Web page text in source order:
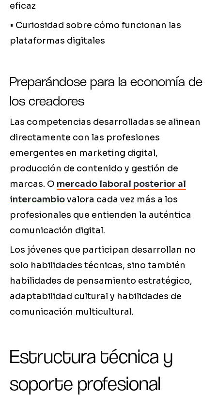
eficaz
• Curiosidad sobre cómo funcionan las
plataformas digitales
Preparándose para la economía de
los creadores
Las competencias desarrolladas se alinean
directamente con las profesiones
emergentes en marketing digital,
producción de contenido y gestión de
marcas. O mercado laboral posterior al
intercambiovalora cada vez más a los
profesionales que entienden la auténtica
comunicación digital.
Los jóvenes que participan desarrollan no
solo habilidades técnicas, sino también
habilidades de pensamiento estratégico,
adaptabilidad cultural y habilidades de
comunicación multicultural.
Estructura técnica y
soporte profesional